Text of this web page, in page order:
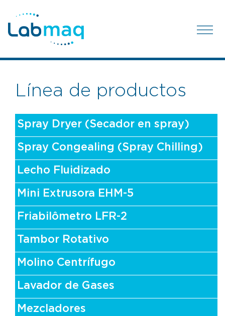
Línea de productos
Spray Dryer (Secador en spray)
Spray Congealing (Spray Chilling)
Lecho Fluidizado
Mini Extrusora EHM-5
Friabilômetro LFR-2
Tambor Rotativo
Molino Centrífugo
Lavador de Gases
Mezcladores